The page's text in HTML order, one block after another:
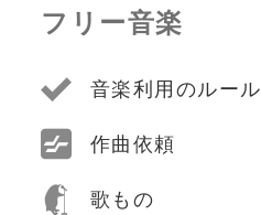
フリー音楽
音楽利用のルール
作曲依頼
歌もの